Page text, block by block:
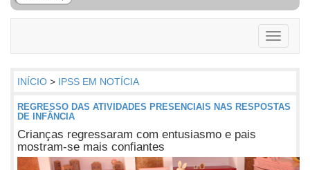
Toggle
INÍCIO > IPSS EM NOTÍCIA
REGRESSO DAS ATIVIDADES PRESENCIAIS NAS RESPOSTAS
DE INFÂNCIA
Crianças regressaram com entusiasmo e pais
mostram-se mais confiantes